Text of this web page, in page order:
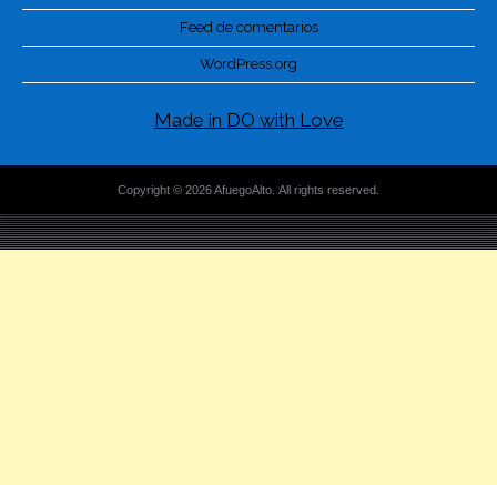
Feed de comentarios
WordPress.org
Made in DO with Love
Copyright © 2026 AfuegoAlto. All rights reserved.